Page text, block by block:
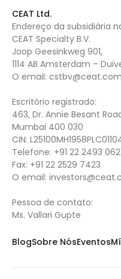
CEAT Ltd.
Endereço da subsidiária
CEAT Specialty B.V.
Joop Geesinkweg 901,
1114 AB Amsterdam –
O email: cstbv@ceat.com
Escritório registrado:
463, Dr. Annie Besant
Mumbai 400 030
CIN:
Telefone: +91 22 2493
Fax: +91 22 2529 7423
O email:
Pessoa de contato:
Ms. Vallari Gupte
BlogSobre NósEventos